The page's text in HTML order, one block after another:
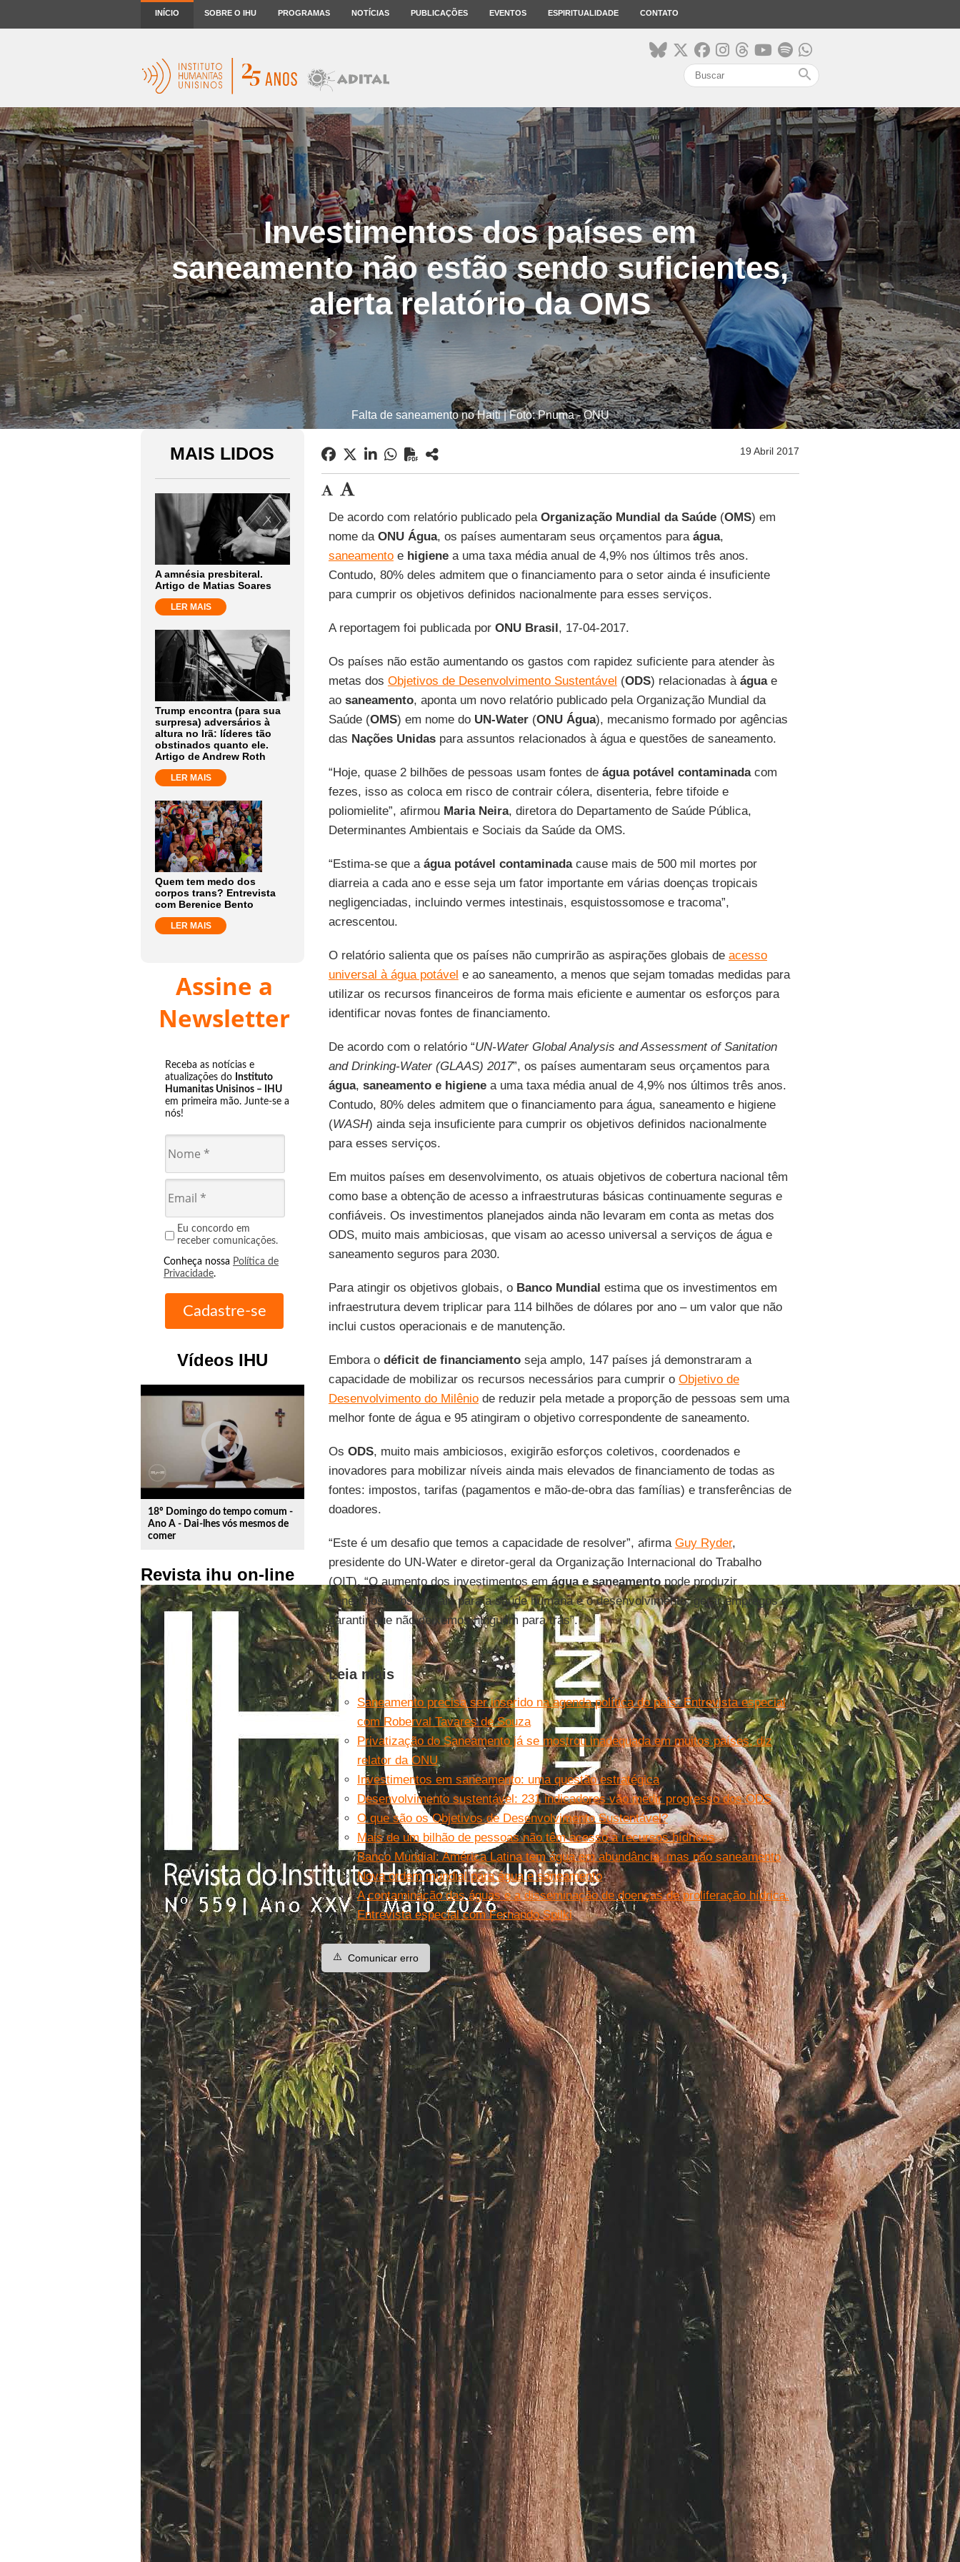
INÍCIO SOBRE O IHU PROGRAMAS NOTÍCIAS PUBLICAÇÕES EVENTOS ESPIRITUALIDADE CONTATO
search
Investimentos dos países em
saneamento não estão sendo suficientes,
alerta relatório da OMS
Falta de saneamento no Haiti | Foto: Pnuma - ONU
MAIS LIDOS
A amnésia presbiteral.
Artigo de Matias Soares
LER MAIS
Trump encontra (para sua
surpresa) adversários à
altura no Irã: líderes tão
obstinados quanto ele.
Artigo de Andrew Roth
LER MAIS
Quem tem medo dos
corpos trans? Entrevista
com Berenice Bento
LER MAIS
Assine a
Newsletter
Receba as notícias e
atualizações do Instituto
Humanitas Unisinos – IHU
em primeira mão. Junte-se a
nós!
Eu concordo em
receber comunicações.
Conheça nossa Política de
Privacidade.
Vídeos IHU
play_circle_outline
18º Domingo do tempo comum -
Ano A - Dai-lhes vós mesmos de
comer
Revista ihu on-line
19 Abril 2017
De acordo com relatório publicado pela Organização Mundial da Saúde(OMS) em
nome da ONU Água, os países aumentaram seus orçamentos para água,
saneamentoe higienea uma taxa média anual de 4,9% nos últimos três anos.
Contudo, 80% deles admitem que o financiamento para o setor ainda é insuficiente
para cumprir os objetivos definidos nacionalmente para esses serviços.
A reportagem foi publicada por ONU Brasil, 17-04-2017.
Os países não estão aumentando os gastos com rapidez suficiente para atender às
metas dos Objetivos de Desenvolvimento Sustentável (ODS) relacionadas à águae
ao saneamento, aponta um novo relatório publicado pela Organização Mundial da
Saúde (OMS) em nome doUN-Water(ONU Água), mecanismo formado por agências
das Nações Unidaspara assuntos relacionados à água e questões de saneamento.
“Hoje, quase 2 bilhões de pessoas usam fontes deágua potável contaminadacom
fezes, isso as coloca em risco de contrair cólera, disenteria, febre tifoide e
poliomielite”, afirmou Maria Neira, diretora do Departamento de Saúde Pública,
Determinantes Ambientais e Sociais da Saúde da OMS.
“Estima-se que a água potável contaminadacause mais de 500 mil mortes por
diarreia a cada ano e esse seja um fator importante em várias doenças tropicais
negligenciadas, incluindo vermes intestinais, esquistossomose e tracoma”,
acrescentou.
O relatório salienta que os países não cumprirão as aspirações globais de acesso
universal à água potável e ao saneamento, a menos que sejam tomadas medidas para
utilizar os recursos financeiros de forma mais eficiente e aumentar os esforços para
identificar novas fontes de financiamento.
De acordo com o relatório “UN-Water Global Analysis and Assessment of Sanitation
and Drinking-Water (GLAAS) 2017”, os países aumentaram seus orçamentos para
água, saneamento e higienea uma taxa média anual de 4,9% nos últimos três anos.
Contudo, 80% deles admitem que o financiamento para água, saneamento e higiene
(WASH) ainda seja insuficiente para cumprir os objetivos definidos nacionalmente
para esses serviços.
Em muitos países em desenvolvimento, os atuais objetivos de cobertura nacional têm
como base a obtenção de acesso a infraestruturas básicas continuamente seguras e
confiáveis. Os investimentos planejados ainda não levaram em conta as metas dos
ODS, muito mais ambiciosas, que visam ao acesso universal a serviços de água e
saneamento seguros para 2030.
Para atingir os objetivos globais, o Banco Mundial estima que os investimentos em
infraestrutura devem triplicar para 114 bilhões de dólares por ano – um valor que não
inclui custos operacionais e de manutenção.
Embora o déficit de financiamentoseja amplo, 147 países já demonstraram a
capacidade de mobilizar os recursos necessários para cumprir o Objetivo de
Desenvolvimento do Milêniode reduzir pela metade a proporção de pessoas sem uma
melhor fonte de água e 95 atingiram o objetivo correspondente de saneamento.
Os ODS, muito mais ambiciosos, exigirão esforços coletivos, coordenados e
inovadores para mobilizar níveis ainda mais elevados de financiamento de todas as
fontes: impostos, tarifas (pagamentos e mão-de-obra das famílias) e transferências de
doadores.
“Este é um desafio que temos a capacidade de resolver”, afirma Guy Ryder,
presidente do UN-Water e diretor-geral da Organização Internacional do Trabalho
(OIT). “O aumento dos investimentos emágua e saneamentopode produzir
benefícios substanciais para a saúde humana e o desenvolvimento, gerar empregos e
garantir que não deixemos ninguém para trás”.
Leia mais
Saneamento precisa ser inserido na agenda política do país. Entrevista especial
com Roberval Tavares de Souza
Privatização do Saneamento já se mostrou inadequada em muitos países, diz
relator da ONU
Investimentos em saneamento: uma questão estratégica
Desenvolvimento sustentável: 231 indicadores vão medir progresso dos ODS
O que são os Objetivos de Desenvolvimento Sustentável?
Mais de um bilhão de pessoas não têm acesso a recursos hídricos
Banco Mundial: América Latina tem água em abundância, mas não saneamento
Nova ordem mundial para água e saneamento
A contaminação das águas e a disseminação de doenças de proliferação hídrica.
Entrevista especial com Fernando Spilki
⚠️ Comunicar erro